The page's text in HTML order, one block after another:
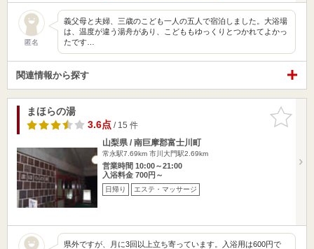
匿名
義父母と夫婦、三歳のこども一人の五人で宿泊しました。大浴場
は、温度が違う湯舟があり、こどももゆっくりとつかれてよかっ
たです…
関連情報から探す
お気に入
りに追加
まほらの湯
3.6点/ 15 件
山梨県 / 南巨摩郡富士川町
常永駅7.69km 市川大門駅2.69km
営業時間 10:00～21:00
入浴料金 700円～
日帰り エステ・マッサージ
県外ですが、月に3回以上立ち寄っています。入浴用は600円で